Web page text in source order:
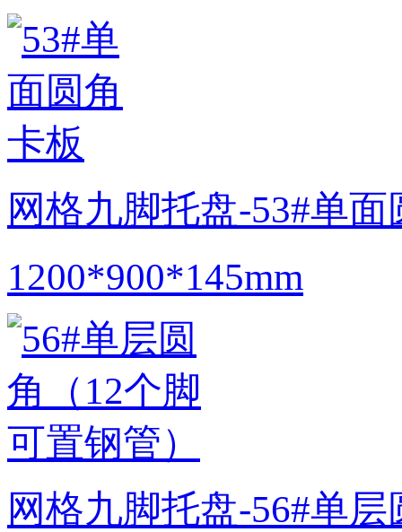
网格九脚托盘-53#单
1200*900*145mm
网格九脚托盘-56#单